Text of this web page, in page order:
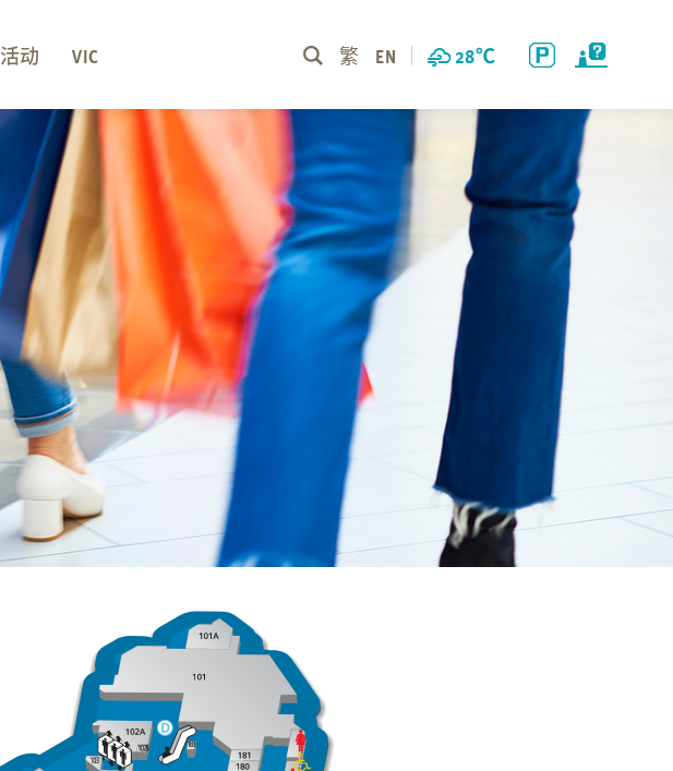
28℃
繁 EN
活动 VIC